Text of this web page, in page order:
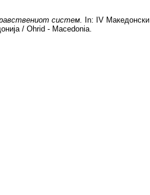
систем.
In: IV Македонски
/ Ohrid - Macedonia.